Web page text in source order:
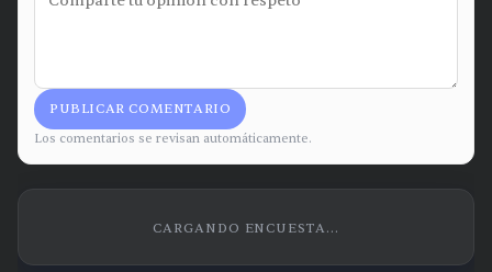
PUBLICAR COMENTARIO
Los comentarios se revisan automáticamente.
CARGANDO ENCUESTA...